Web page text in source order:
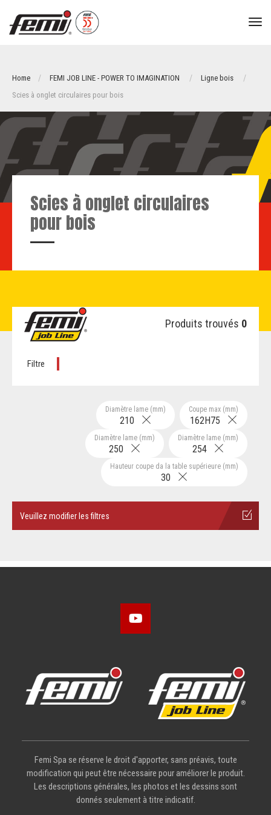
Home FEMI JOB LINE - POWER TO IMAGINATION
Ligne bois
Scies à onglet circulaires pour bois
Scies à onglet circulaires
pour bois
Produits trouvés 0
Filtre
Coupe max (mm)
162H75
Diamètre lame (mm)
210
Diamètre lame (mm)
254
Diamètre lame (mm)
250
Hauteur coupe da la table supérieure (mm)
30
Veuillez modifier les filtres
Femi Spa se réserve le droit d'apporter, sans préavis, toute
modification qui peut être nécessaire pour améliorer le produit.
Les descriptions générales, les photos et les dessins sont
donnés seulement à titre indicatif.